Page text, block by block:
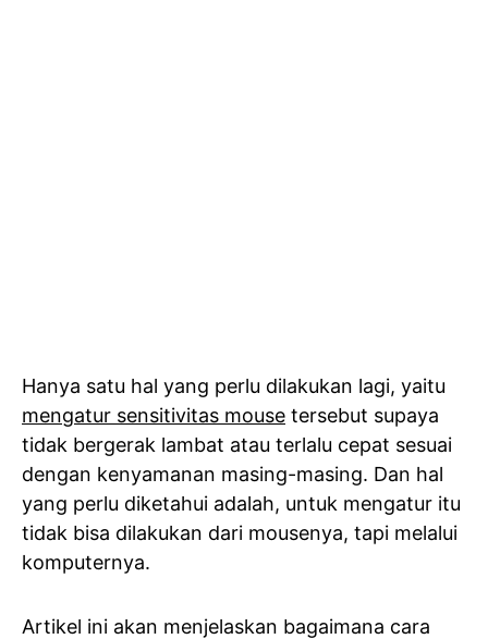
Hanya satu hal yang perlu dilakukan lagi, yaitu
mengatur sensitivitas mouse tersebut supaya
tidak bergerak lambat atau terlalu cepat sesuai
dengan kenyamanan masing-masing. Dan hal
yang perlu diketahui adalah, untuk mengatur itu
tidak bisa dilakukan dari mousenya, tapi melalui
komputernya.
Artikel ini akan menjelaskan bagaimana cara